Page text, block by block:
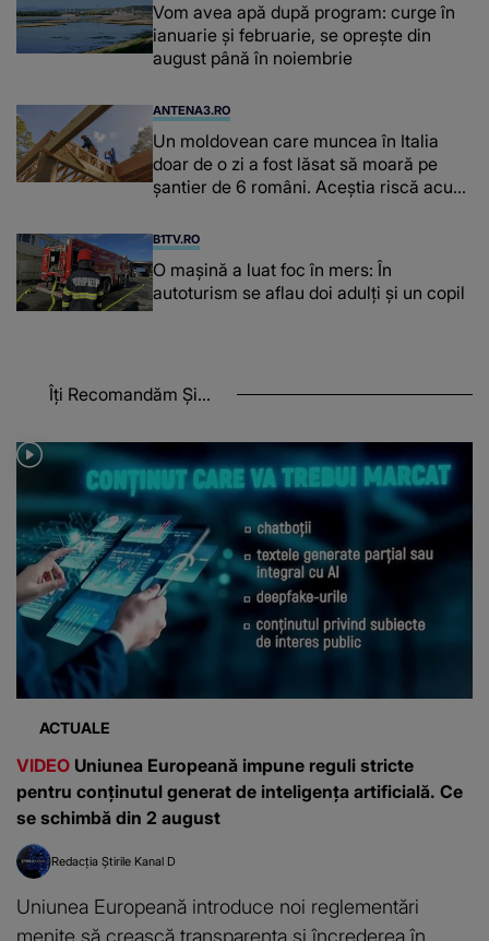
Vom avea apă după program: curge în
ianuarie și februarie, se oprește din
august până în noiembrie
ANTENA3.RO
Un moldovean care muncea în Italia
doar de o zi a fost lăsat să moară pe
şantier de 6 români. Aceștia riscă acum
B1TV.RO
O maşină a luat foc în mers: În
autoturism se aflau doi adulți și un copil
Îți Recomandăm Și...
ACTUALE
VIDEO Uniunea Europeană impune reguli stricte
pentru conținutul generat de inteligența artificială. Ce
se schimbă din 2 august
Redacția Știrile Kanal D
Uniunea Europeană introduce noi reglementări
menite să crească transparența și încrederea în